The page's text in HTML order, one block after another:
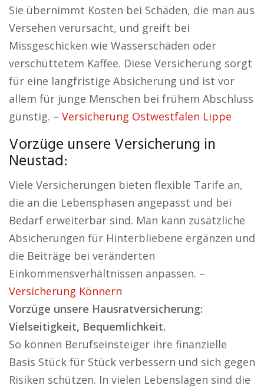
Sie übernimmt Kosten bei Schäden, die man aus
Versehen verursacht, und greift bei
Missgeschicken wie Wasserschäden oder
verschüttetem Kaffee. Diese Versicherung sorgt
für eine langfristige Absicherung und ist vor
allem für junge Menschen bei frühem Abschluss
günstig. – Versicherung Ostwestfalen Lippe
Vorzüge unsere Versicherung in
Neustad:
Viele Versicherungen bieten flexible Tarife an,
die an die Lebensphasen angepasst und bei
Bedarf erweiterbar sind. Man kann zusätzliche
Absicherungen für Hinterbliebene ergänzen und
die Beiträge bei veränderten
Einkommensverhältnissen anpassen. –
Versicherung Könnern
Vorzüge unsere Hausratversicherung:
Vielseitigkeit, Bequemlichkeit.
So können Berufseinsteiger ihre finanzielle
Basis Stück für Stück verbessern und sich gegen
Risiken schützen. In vielen Lebenslagen sind die